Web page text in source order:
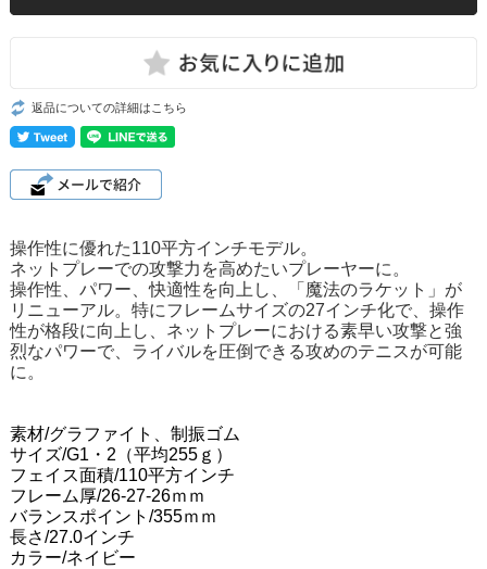
返品についての詳細はこちら
操作性に優れた110平方インチモデル。
ネットプレーでの攻撃力を高めたいプレーヤーに。
操作性、パワー、快適性を向上し、「魔法のラケット」が
リニューアル。 特にフレームサイズの27インチ化で、操作
性が格段に向上し、ネットプレーにおける素早い攻撃と強
烈なパワーで、ライバルを圧倒できる攻めのテニスが可能
に。
素材/グラファイト、制振ゴム
サイズ/G1・2（平均255ｇ）
フェイス面積/110平方インチ
フレーム厚/26-27-26ｍｍ
バランスポイント/355ｍｍ
長さ/27.0インチ
カラー/ネイビー